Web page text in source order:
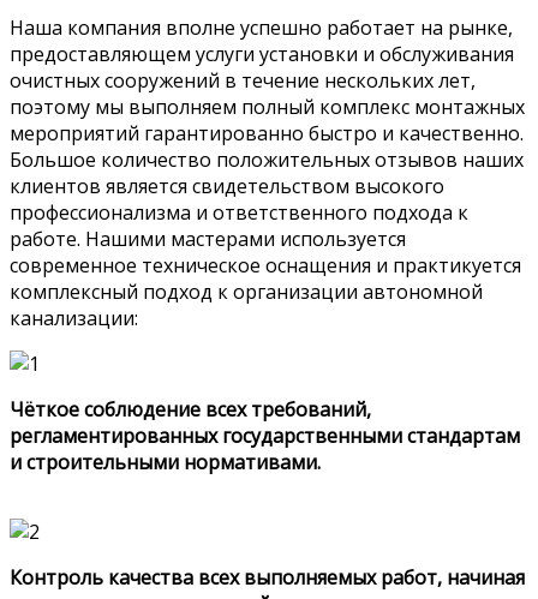
Наша компания вполне успешно работает на рынке,
предоставляющем услуги установки и обслуживания
очистных сооружений в течение нескольких лет,
поэтому мы выполняем полный комплекс монтажных
мероприятий гарантированно быстро и качественно.
Большое количество положительных отзывов наших
клиентов является свидетельством высокого
профессионализма и ответственного подхода к
работе. Нашими мастерами используется
современное техническое оснащения и практикуется
комплексный подход к организации автономной
канализации:
Чёткое соблюдение всех требований,
регламентированных государственными стандартам
и строительными нормативами.
Контроль качества всех выполняемых работ, начиная